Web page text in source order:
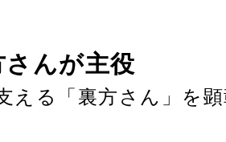
さんが主役
える「裏方さん」を